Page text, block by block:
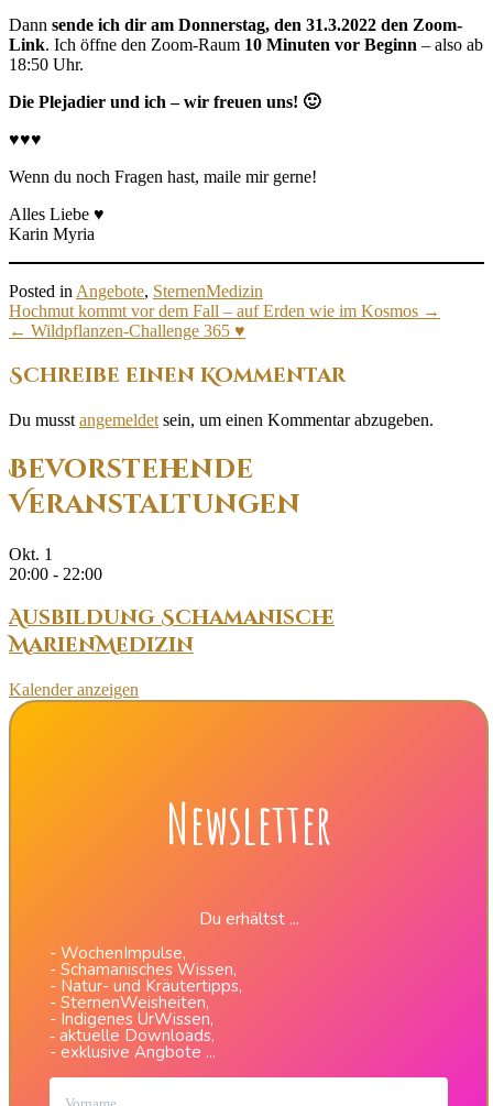
Dann sende ich dir am Donnerstag, den 31.3.2022 den Zoom-
Link. Ich öffne den Zoom-Raum 10 Minuten vor Beginn – also ab
18:50 Uhr.
Die Plejadier und ich – wir freuen uns! 🙂
♥♥♥
Wenn du noch Fragen hast, maile mir gerne!
Alles Liebe ♥
Karin Myria
Posted in Angebote, SternenMedizin
Post
navigation
Hochmut kommt vor dem Fall – auf Erden wie im Kosmos →
← Wildpflanzen-Challenge 365 ♥
Schreibe einen Kommentar
Du musst angemeldet sein, um einen Kommentar abzugeben.
Bevorstehende
Veranstaltungen
Okt. 1
20:00 - 22:00
Ausbildung Schamanische
MarienMedizin
Kalender anzeigen
Newsletter
Du erhältst ...
- WochenImpulse,
- Schamanisches Wissen,
- Natur- und Kräutertipps,
- SternenWeisheiten,
- Indigenes UrWissen,
- aktuelle Downloads,
- exklusive Angbote ...